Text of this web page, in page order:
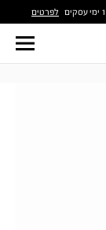
לפרטים